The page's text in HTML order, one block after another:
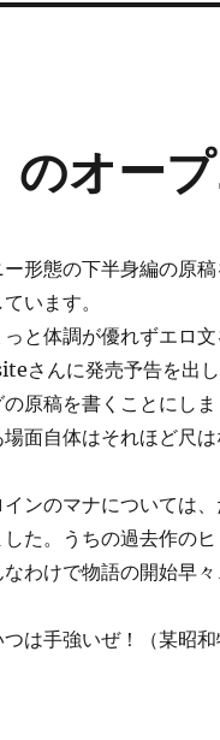
のオー
ー形態の下半身編の原
います。
っと体調が優れずエロ
さんに発売予告を出
の原稿を書くことにしま
場面自体はそれほど尺
インのマナについては
した。うちの過去作の
なわけで物語の開始早
つは手強いぜ！（某昭和